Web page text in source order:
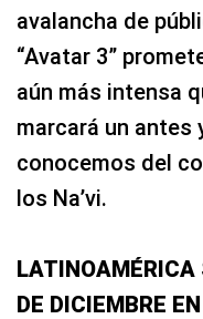
avalancha de
“Avatar 3”
aún más intensa
marcará un antes
conocemos del
los Na’vi.
LATINOAMÉRICA
DE DICIEMBRE